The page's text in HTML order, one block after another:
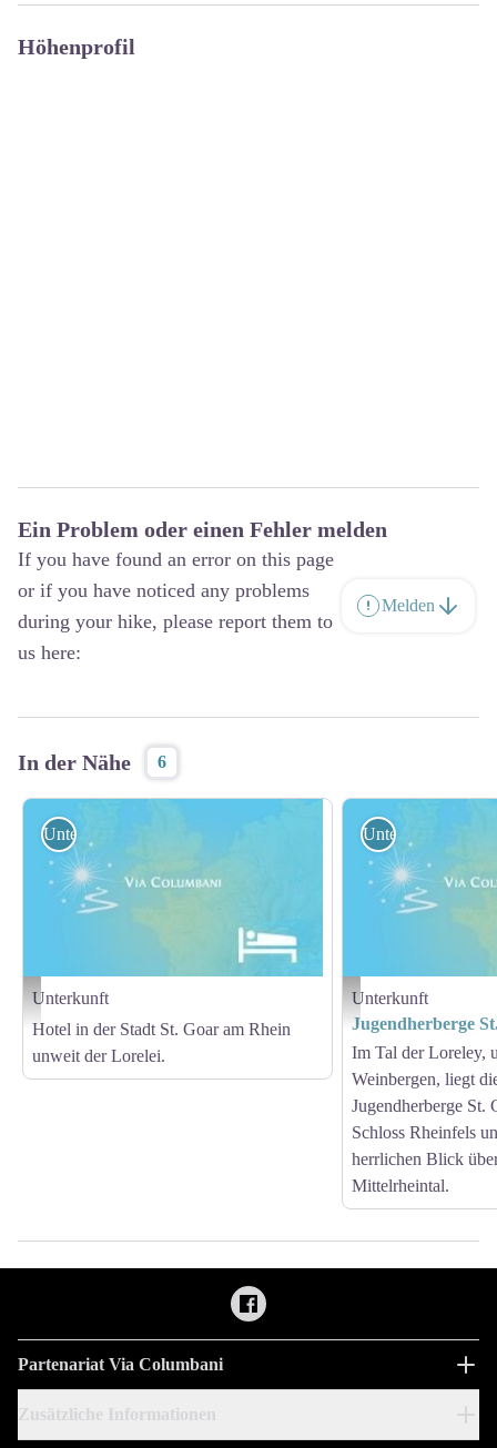
Höhenprofil
Ein Problem oder einen Fehler melden
If you have found an error on this page
or if you have noticed any problems
during your hike, please report them to
us here:
Melden
In der Nähe 6
geotrek Jean Lenormand
Unterkunft
Unterkunft
Hotel in der Stadt St. Goar am Rhein
unweit der Lorelei.
geotrek Jean Lenormand
Unterkunft
Unterkunft
Jugendherberge
Im Tal der Loreley,
Weinbergen, liegt
Jugendherberge St.
Schloss Rheinfels
herrlichen Blick
Mittelrheintal.
Partenariat Via Columbani
Zusätzliche Informationen